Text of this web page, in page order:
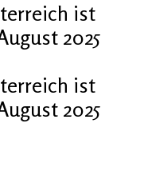
ist
2025
ist
2025